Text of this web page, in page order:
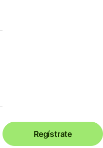
Regístrate